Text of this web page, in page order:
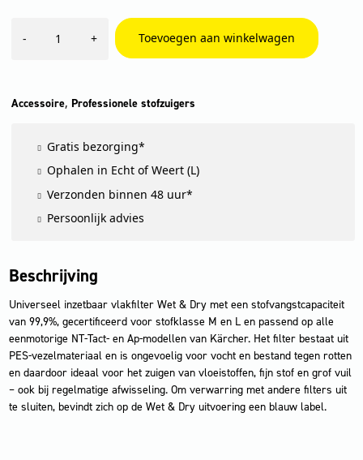
-
Wet
+ Toevoegen aan winkelwagen
Accessoire, Professionele stofzuigers
Gratis bezorging*
Ophalen in Echt of Weert (L)
Verzonden binnen 48 uur*
Persoonlijk advies
Beschrijving
Universeel inzetbaar vlakfilter Wet & Dry met een stofvangstcapaciteit
van 99,9%, gecertificeerd voor stofklasse M en L en passend op alle
eenmotorige NT-Tact- en Ap-modellen van Kärcher. Het filter bestaat uit
PES-vezelmateriaal en is ongevoelig voor vocht en bestand tegen rotten
en daardoor ideaal voor het zuigen van vloeistoffen, fijn stof en grof vuil
– ook bij regelmatige afwisseling. Om verwarring met andere filters uit
te sluiten, bevindt zich op de Wet & Dry uitvoering een blauw label.